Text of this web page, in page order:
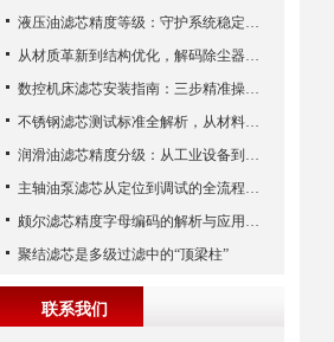
液压油滤芯精度等级：守护系统稳定与寿命的“微米标尺”
从材质革新到结构优化，解码除尘器滤芯性能跃升的核心逻辑
数控机床滤芯安装指南：三步精准操作，杜绝设备“亚健康”
不锈钢滤芯测试标准全解析，从材料性能到应用场景的严苛验证
润滑油滤芯精度分级：从工业设备到精密系统的过滤密码
主轴油泵滤芯从定位到调试的全流程解析
颇尔滤芯精度字母编码的解析与应用指南
聚结滤芯是多级过滤中的“顶梁柱”
联系我们